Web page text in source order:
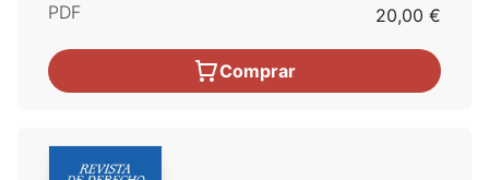
PDF 20,00 €
Comprar